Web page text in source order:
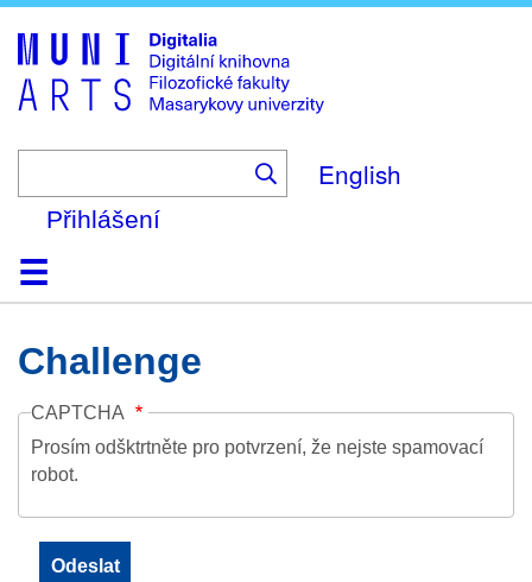
to
main
content
English
Přihlášení
DomůKolekce
Prohlížení
Vyhledávání
O platformě
Nápověda
KontaktDigitalia
Challenge
CAPTCHA
Prosím odšktrtněte pro potvrzení, že nejste spamovací
robot.